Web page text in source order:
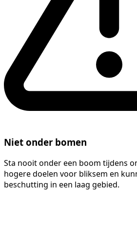
Niet onder bomen
Sta nooit onder een boom tijdens
hogere doelen voor bliksem en
beschutting in een laag gebied.